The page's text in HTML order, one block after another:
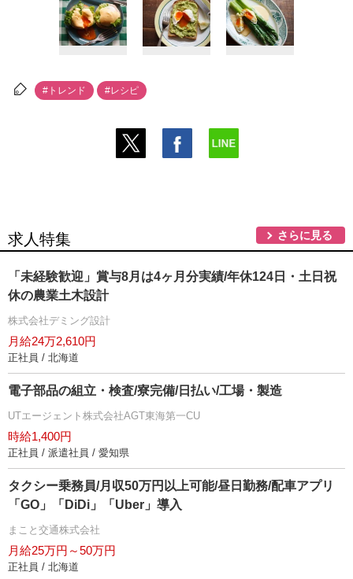
#トレンド #レシピ
求人特集 さらに見る
「未経験歓迎」賞与8月は4ヶ月分実績/年休124日・土日祝
休の農業土木設計
株式会社デミング設計
月給24万2,610円
正社員 / 北海道
電子部品の組立・検査/寮完備/日払い/工場・製造
UTエージェント株式会社AGT東海第一CU
時給1,400円
正社員 / 派遣社員 / 愛知県
タクシー乗務員/月収50万円以上可能/昼日勤務/配車アプリ
「GO」「DiDi」「Uber」導入
まこと交通株式会社
月給25万円～50万円
正社員 / 北海道